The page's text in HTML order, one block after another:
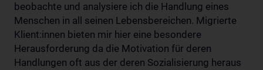
beobachte und analysiere ich die Handlung eines
Menschen in all seinen Lebensbereichen. Migrierte
Klient:innen bieten mir hier eine besondere
Herausforderung da die Motivation für deren
Handlungen oft aus der deren Sozialisierung heraus